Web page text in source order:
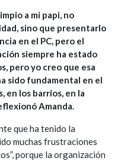
a mi papi, no
sino que presentarlo
en el PC, pero el
siempre ha estado
pero yo creo que esa
sido fundamental en el
en los barrios, en la
Amanda.
que ha tenido la
muchas frustraciones
porque la organización